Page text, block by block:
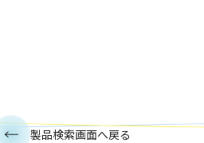
製品検索画面へ戻る